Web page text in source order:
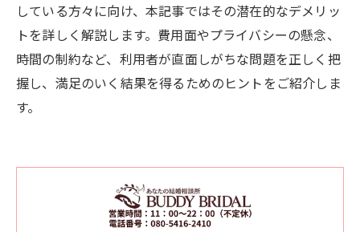
している方々に向け、本記事ではその潜在的なデメリッ
トを詳しく解説します。費用面やプライバシーの懸念、
時間の制約など、利用者が直面しがちな問題を正しく把
握し、満足のいく結果を得るためのヒントをご紹介しま
す。